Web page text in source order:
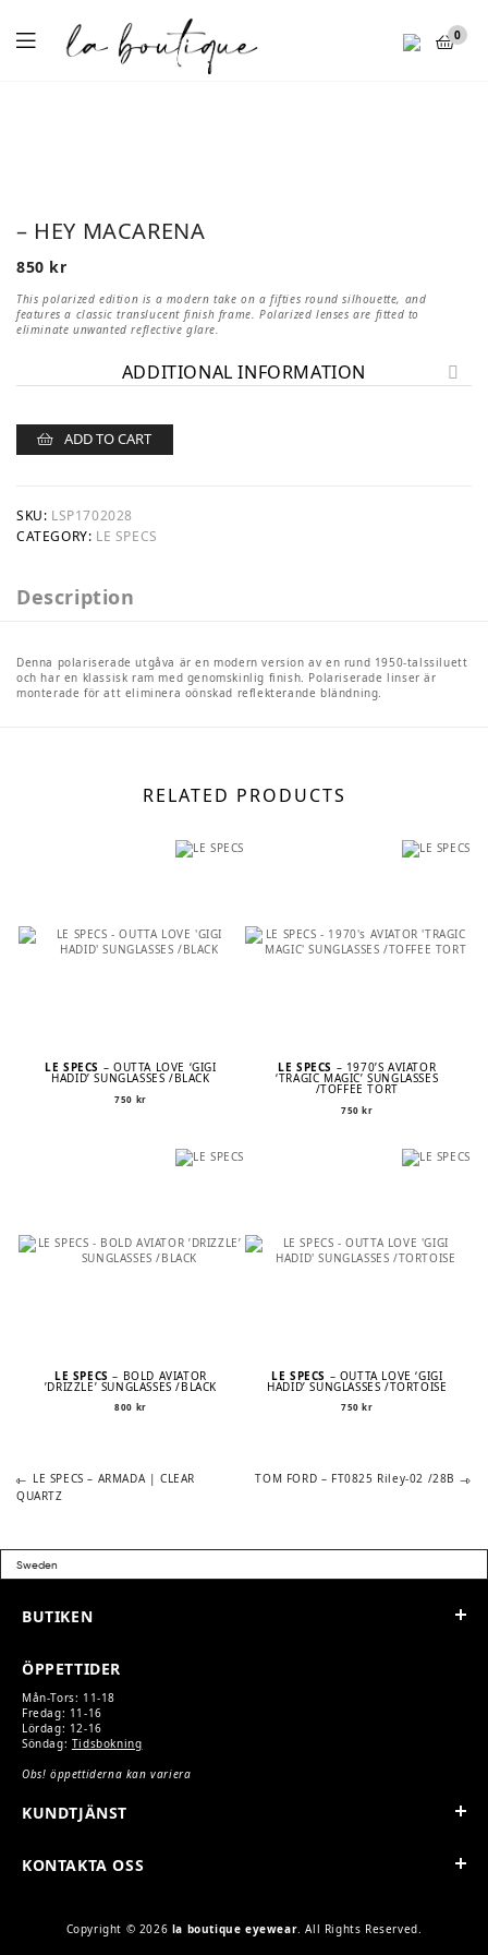
Menu 0
– HEY MACARENA
850 kr
This polarized edition is a modern take on a fifties round silhouette, and
features a classic translucent finish frame. Polarized lenses are fitted to
eliminate unwanted reflective glare.
ADDITIONAL INFORMATION
ADD TO CART
SKU: LSP1702028
CATEGORY: LE SPECS
Description
Denna polariserade utgåva är en modern version av en rund 1950-talssiluett
och har en klassisk ram med genomskinlig finish. Polariserade linser är
monterade för att eliminera oönskad reflekterande bländning.
RELATED PRODUCTS
LE SPECS – OUTTA LOVE ‘GIGI
HADID’ SUNGLASSES /BLACK
750 kr
LE SPECS – 1970’S AVIATOR
‘TRAGIC MAGIC’ SUNGLASSES
/TOFFEE TORT
750kr
LE SPECS– BOLD AVIATOR
’DRIZZLE’ SUNGLASSES /BLACK
800 kr
LE SPECS – OUTTA LOVE ‘GIGI
HADID’ SUNGLASSES /TORTOISE
750 kr
POST
Previous
post:
LE SPECS – ARMADA | CLEAR
QUARTZ
Next
TOM FORD – FT0825 Riley-02 /28B
BUTIKEN
KUNDTJÄNST
ÖPPETTIDER
Mån-Tors: 11-18
Fredag: 11-16
Lördag: 12-16
Söndag: Tidsbokning
Obs! öppettiderna kan variera
KONTAKTA OSS
Copyright © 2026 la boutique eyewear . All Rights Reserved.